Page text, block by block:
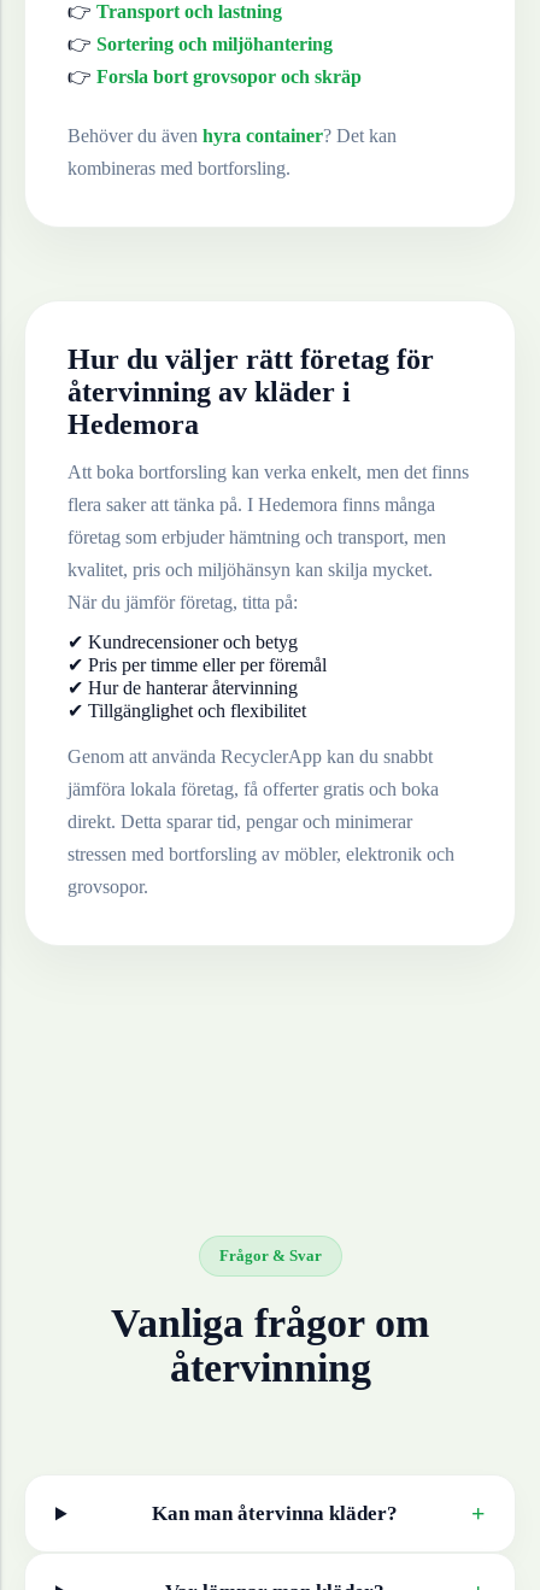
👉 Transport och lastning
👉 Sortering och miljöhantering
👉 Forsla bort grovsopor och skräp
Behöver du även hyra container? Det kan
kombineras med bortforsling.
Hur du väljer rätt företag för
återvinning av kläder i
Hedemora
Att boka bortforsling kan verka enkelt, men det finns
flera saker att tänka på. I Hedemora finns många
företag som erbjuder hämtning och transport, men
kvalitet, pris och miljöhänsyn kan skilja mycket.
När du jämför företag, titta på:
✔ Kundrecensioner och betyg
✔ Pris per timme eller per föremål
✔ Hur de hanterar återvinning
✔ Tillgänglighet och flexibilitet
Genom att använda RecyclerApp kan du snabbt
jämföra lokala företag, få offerter gratis och boka
direkt. Detta sparar tid, pengar och minimerar
stressen med bortforsling av möbler, elektronik och
grovsopor.
Frågor & Svar
Vanliga frågor om
återvinning
Kan man återvinna kläder? +